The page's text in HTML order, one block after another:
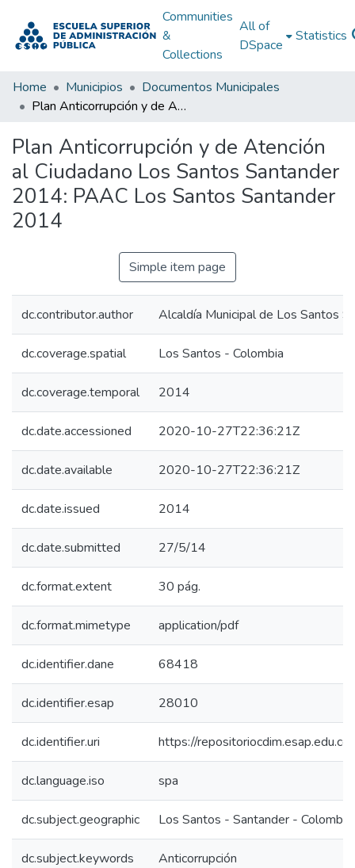
Communities
&
Collections
All of
DSpace
Statistics
Home Municipios
Documentos Municipales
Plan Anticorrupción y de Atención al Ciudadano Los Santos Santander 2014: PAAC Los Santos Santander 2014
Plan Anticorrupción y de Atención
al Ciudadano Los Santos Santander
2014: PAAC Los Santos Santander
2014
Simple item page
dc.contributor.author Alcaldía Municipal de Los Santos
dc.coverage.spatial Los Santos - Colombia
dc.coverage.temporal 2014
dc.date.accessioned 2020-10-27T22:36:21Z
dc.date.available 2020-10-27T22:36:21Z
dc.date.issued 2014
dc.date.submitted 27/5/14
dc.format.extent 30 pág.
dc.format.mimetype application/pdf
dc.identifier.dane 68418
dc.identifier.esap 28010
dc.identifier.uri https://
dc.language.iso spa
dc.subject.geographic Los Santos - Santander - Colombia
dc.subject.keywords Anticorrupción